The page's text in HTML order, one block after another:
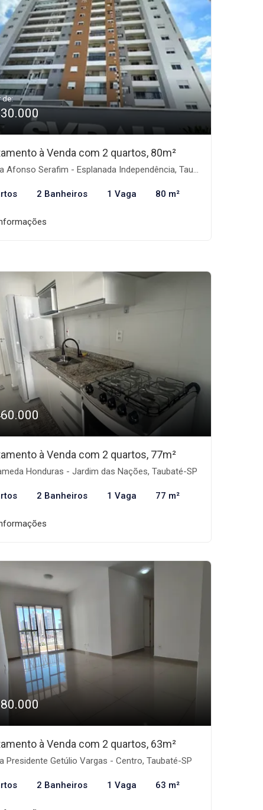
de:
à Venda com 2 quartos, 80m²
Afonso Serafim - Esplanada Independência, Taubaté-SP
2 Banheiros 1 Vaga 80 m²
à Venda com 2 quartos, 77m²
Honduras - Jardim das Nações, Taubaté-SP
2 Banheiros 1 Vaga 77 m²
à Venda com 2 quartos, 63m²
Presidente Getúlio Vargas - Centro, Taubaté-SP
2 Banheiros 1 Vaga 63 m²